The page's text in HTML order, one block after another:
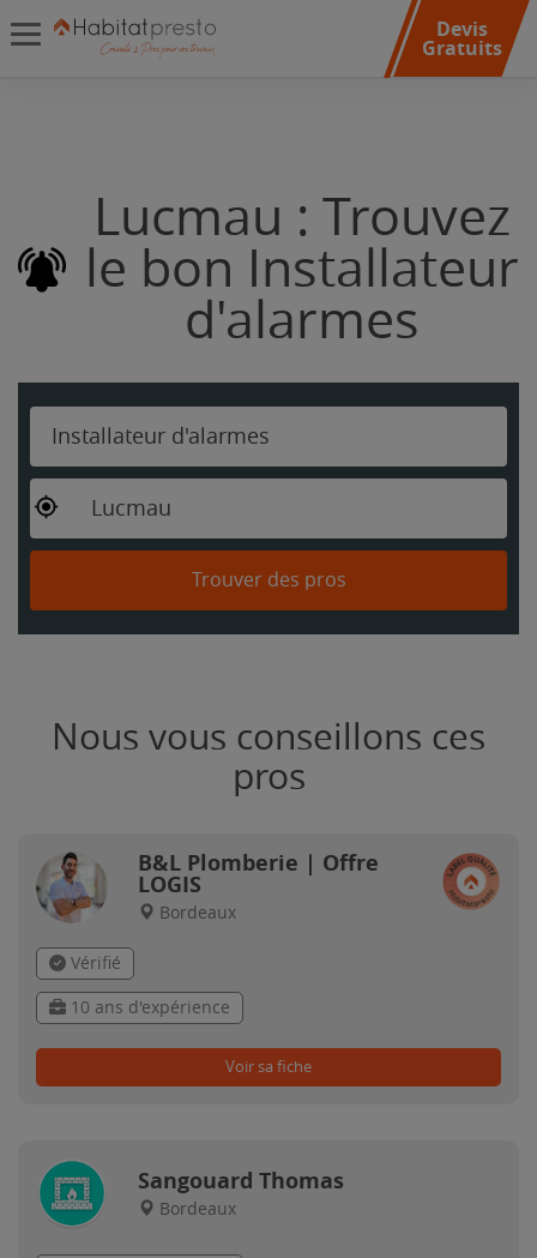
Devis
Gratuits
Lucmau : Trouvez
le bon Installateur
d'alarmes
Installateur d'alarmes
Lucmau
Trouver des pros
Nous vous conseillons ces
pros
B&L Plomberie | Offre
LOGIS
Bordeaux
Vérifié
10 ans d'expérience
Voir sa fiche
Sangouard Thomas
Bordeaux